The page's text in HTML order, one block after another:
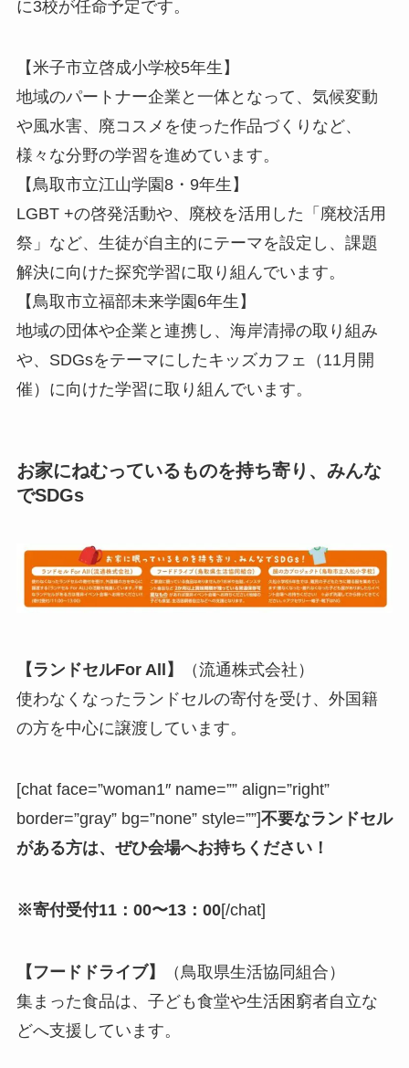
に3校が任命予定です。
【米子市立啓成小学校5年生】
地域のパートナー企業と一体となって、気候変動
や風水害、廃コスメを使った作品づくりなど、
様々な分野の学習を進めています。
【鳥取市立江山学園8・9年生】
LGBT +の啓発活動や、廃校を活用した「廃校活用
祭」など、生徒が自主的にテーマを設定し、課題
解決に向けた探究学習に取り組んでいます。
【鳥取市立福部未来学園6年生】
地域の団体や企業と連携し、海岸清掃の取り組み
や、SDGsをテーマにしたキッズカフェ（11月開
催）に向けた学習に取り組んでいます。
お家にねむっているものを持ち寄り、みんな
でSDGs
【ランドセルFor All】
（流通株式会社）
使わなくなったランドセルの寄付を受け、外国籍
の方を中心に譲渡しています。
[chat face=”woman1″ name=”” align=”right”
border=”gray” bg=”none” style=””]不要なランドセル
がある方は、ぜひ会場へお持ちください！
※寄付受付11：00〜13：00[/chat]
【フードドライブ】
（鳥取県生活協同組合）
集まった食品は、子ども食堂や生活困窮者自立な
どへ支援しています。